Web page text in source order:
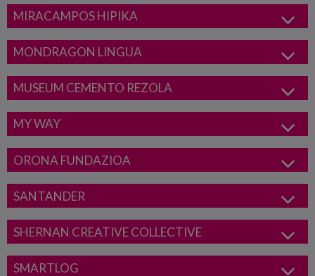
MIRACAMPOS HIPIKA
MONDRAGON LINGUA
MUSEUM CEMENTO REZOLA
MY WAY
ORONA FUNDAZIOA
SANTANDER
SHERNAN CREATIVE COLLECTIVE
SMARTLOG